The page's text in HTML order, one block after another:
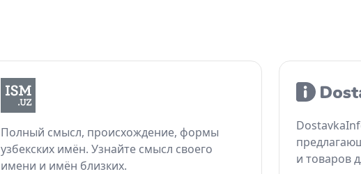
Полный смысл, происхождение, формы
узбекских имён. Узнайте смысл своего
имени и имён близких.
и товаров